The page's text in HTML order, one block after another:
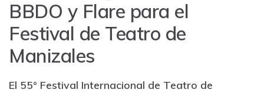
BBDO y Flare para el
Festival de Teatro de
Manizales
El 55° Festival Internacional de Teatro de